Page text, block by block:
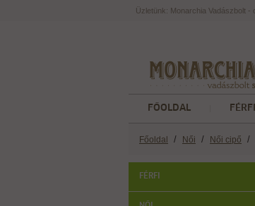
Üzletünk: Monarchia Vadászbolt -
FŐOLDAL FÉRFI
Főoldal / Női / Női cipő /
FÉRFI